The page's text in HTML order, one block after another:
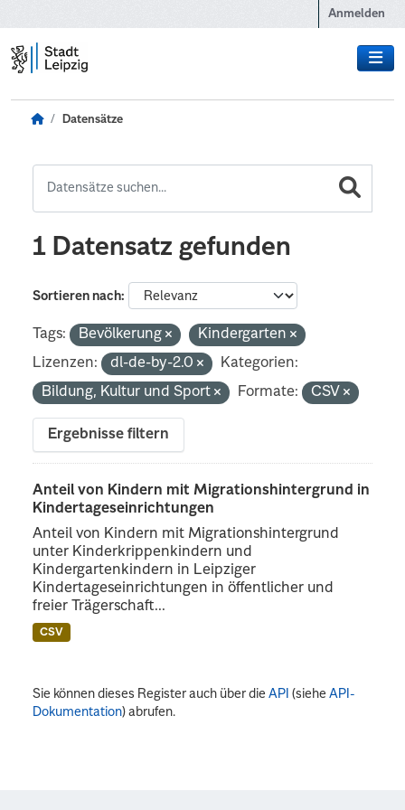
Anmelden
Datensätze
1 Datensatz gefunden
Sortieren nach
Tags: Bevölkerung
Kindergarten
Lizenzen:
dl-de-by-2.0
Kategorien:
Bildung, Kultur und Sport
Formate: CSV
Ergebnisse filtern
Anteil von Kindern mit Migrationshintergrund in
Kindertageseinrichtungen
Anteil von Kindern mit Migrationshintergrund
unter Kinderkrippenkindern und
Kindergartenkindern in Leipziger
Kindertageseinrichtungen in öffentlicher und
freier Trägerschaft...
CSV
Sie können dieses Register auch über dieAPI (sieheAPI-
Dokumentation) abrufen.